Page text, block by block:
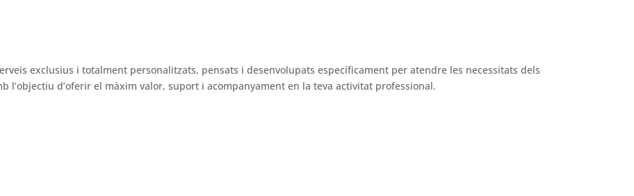
exclusius i totalment personalitzats, pensats i desenvolupats específicament per atendre les necessitats dels
l’objectiu d’oferir el màxim valor, suport i acompanyament en la teva activitat professional.